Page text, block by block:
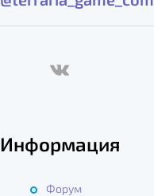
Информация
Форум